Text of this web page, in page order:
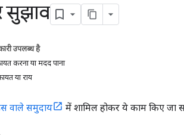
सुझाव
उपलब्ध है
करना या मदद पाना
या राय
वाले समुदाय में शामिल होकर ये काम किए जा